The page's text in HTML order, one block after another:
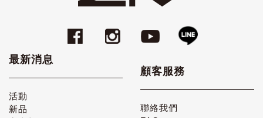
最新消息
活動
新品
顧客服務
聯絡我們